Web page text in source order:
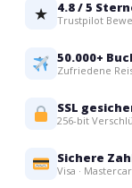
★ 4.8 / 5
Trustpilot
50.000+
Zufriedene
SSL
256-bit
Sichere
Visa ·